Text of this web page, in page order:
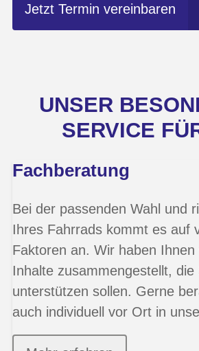
Jetzt Termin vereinbaren
UNSER
SERVICE
Fachberatung
Bei der passenden Wahl und
Ihres Fahrrads kommt es auf
Faktoren an. Wir haben
Inhalte zusammengestellt, die
unterstützen sollen. Gerne
auch individuell vor Ort in